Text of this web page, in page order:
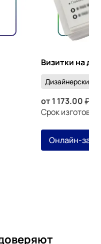
Визитки на
Дизайнерский
от 1 173.00
Срок
Онлайн-